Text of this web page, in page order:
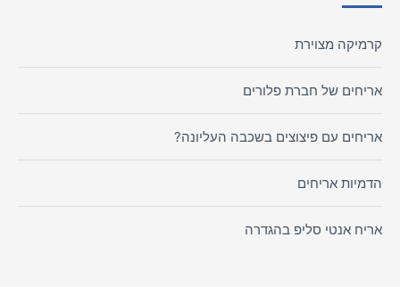
קרמיקה מצוירת
אריחים של חברת פלורים
אריחים עם פיצוצים בשכבה העליונה?
הדמיות אריחים
אריח אנטי סליפ בהגדרה